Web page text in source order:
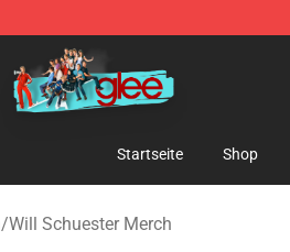
Merchandise Shop
Startseite Shop
/Will Schuester Merch